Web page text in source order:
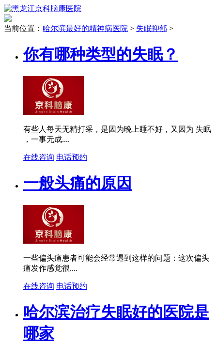
当前位置： 哈尔滨最好的精神病医院 > 失眠抑郁 >
你有哪种类型的失眠？
有些人每天无精打采，是因为晚上睡不好，又因为 失眠
，一事无成....
在线咨询 电话预约
一般头痛的原因
一些偏头痛患者可能会经常遇到这样的问题：这次偏头
痛发作感觉很....
在线咨询 电话预约
哈尔滨治疗失眠好的医院是
哪家